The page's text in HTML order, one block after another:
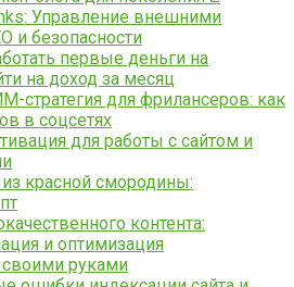
Управление внешними
и безопасности
первые деньги на
на доход за месяц
стратегия для фрилансеров: как
в соцсетях
для работы с сайтом и
красной смородины:
контента:
и оптимизация
своими руками